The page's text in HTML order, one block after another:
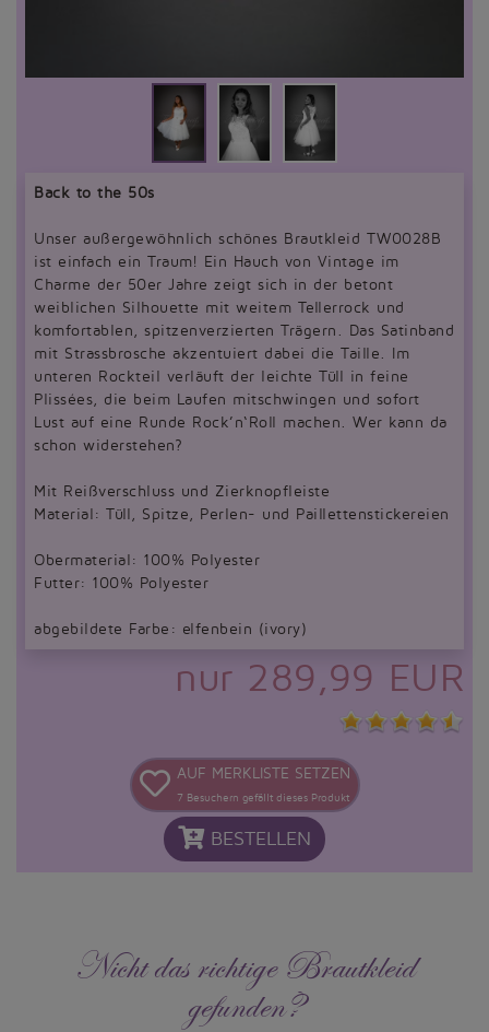
Back to the 50s
Unser außergewöhnlich schönes Brautkleid TW0028B
ist einfach ein Traum! Ein Hauch von Vintage im
Charme der 50er Jahre zeigt sich in der betont
weiblichen Silhouette mit weitem Tellerrock und
komfortablen, spitzenverzierten Trägern. Das Satinband
mit Strassbrosche akzentuiert dabei die Taille. Im
unteren Rockteil verläuft der leichte Tüll in feine
Plissées, die beim Laufen mitschwingen und sofort
Lust auf eine Runde Rock’n‘Roll machen. Wer kann da
schon widerstehen?
Mit Reißverschluss und Zierknopfleiste
Material: Tüll, Spitze, Perlen- und Paillettenstickereien
Obermaterial: 100% Polyester
Futter: 100% Polyester
abgebildete Farbe: elfenbein (ivory)
nur 289,99 EUR
AUF MERKLISTE SETZEN
7 Besuchern gefällt dieses Produkt
BESTELLEN
Nicht das richtige Brautkleid
gefunden?